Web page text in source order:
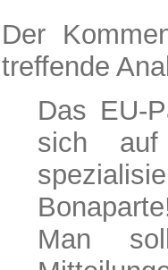
Der
treffende
Das EU-
sich auf
Man